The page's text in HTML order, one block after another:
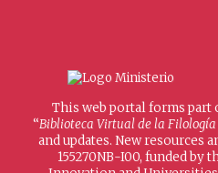
This web portal forms part
“Biblioteca Virtual de la Filología
and updates. New resources
155270NB-I00, funded by